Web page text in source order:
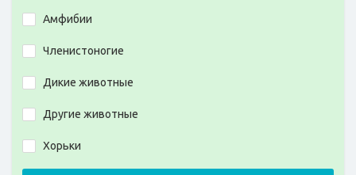
Амфибии
Членистоногие
Дикие животные
Другие животные
Хорьки